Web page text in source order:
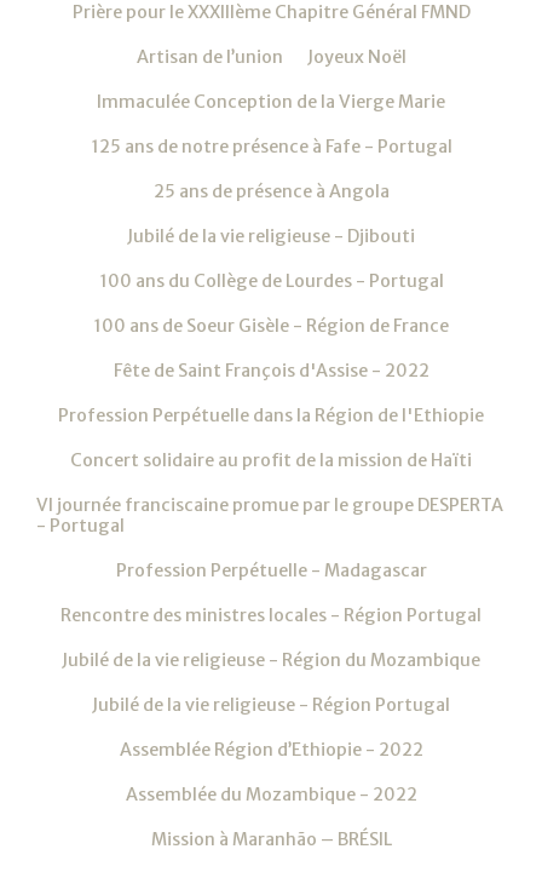
Prière pour le XXXIIIème Chapitre Général FMND
Artisan de l’union Joyeux Noël
Immaculée Conception de la Vierge Marie
125 ans de notre présence à Fafe - Portugal
25 ans de présence à Angola
Jubilé de la vie religieuse - Djibouti
100 ans du Collège de Lourdes - Portugal
100 ans de Soeur Gisèle - Région de France
Fête de Saint François d'Assise - 2022
Profession Perpétuelle dans la Région de l'Ethiopie
Concert solidaire au profit de la mission de Haïti
VI journée franciscaine promue par le groupe DESPERTA
- Portugal
Profession Perpétuelle - Madagascar
Rencontre des ministres locales - Région Portugal
Jubilé de la vie religieuse - Région du Mozambique
Jubilé de la vie religieuse - Région Portugal
Assemblée Région d’Ethiopie - 2022
Assemblée du Mozambique - 2022
Mission à Maranhão – BRÉSIL